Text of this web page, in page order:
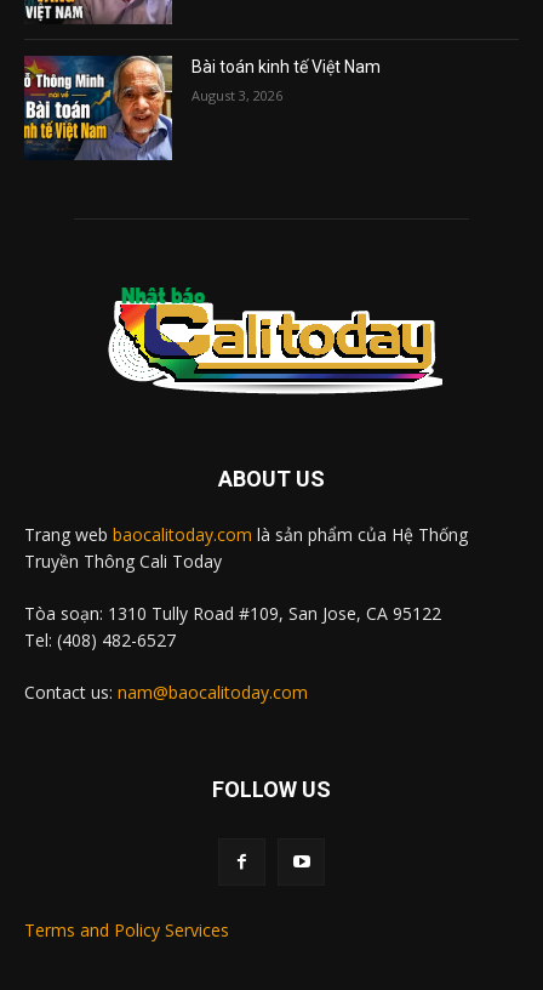
Bài toán kinh tế Việt Nam
August 3, 2026
ABOUT US
Trang web baocalitoday.com là sản phẩm của Hệ Thống
Truyền Thông Cali Today
Tòa soạn: 1310 Tully Road #109, San Jose, CA 95122
Tel: (408) 482-6527
Contact us: nam@baocalitoday.com
FOLLOW US
Terms and Policy Services